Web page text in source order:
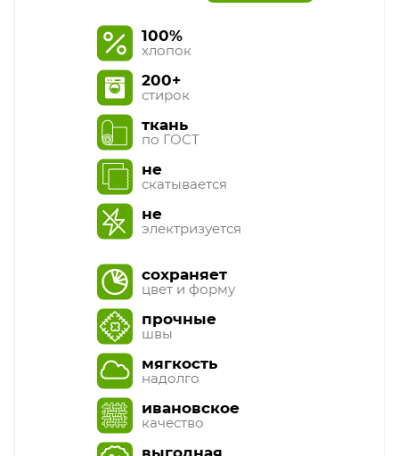
100%
хлопок
200+
стирок
ткань
по ГОСТ
не
скатывается
не
электризуется
сохраняет
цвет и форму
прочные
швы
мягкость
надолго
ивановское
качество
выгодная